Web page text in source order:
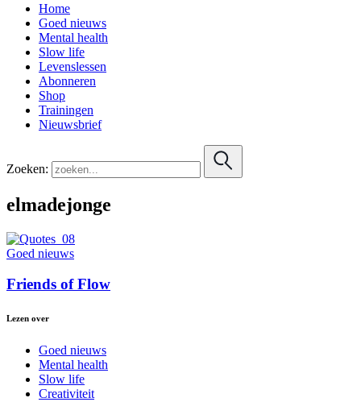
Home
Goed nieuws
Mental health
Slow life
Levenslessen
Abonneren
Shop
Trainingen
Nieuwsbrief
Zoeken:
elmadejonge
Goed nieuws
Friends of Flow
Lezen over
Goed nieuws
Mental health
Slow life
Creativiteit